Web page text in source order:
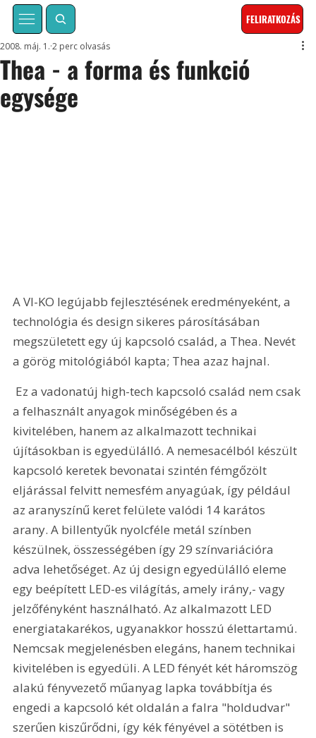
FELIRATKOZÁS
Thea - a forma és funkció
egysége
2008. máj. 1. 2 perc olvasás
A VI-KO legújabb fejlesztésének eredményeként, a
technológia és design sikeres párosításában
megszületett egy új kapcsoló család, a Thea. Nevét
a görög mitológiából kapta; Thea azaz hajnal.
a felhasznált anyagok minőségében és a
kivitelében, hanem az alkalmazott technikai
újításokban is egyedülálló. A nemesacélból készült
kapcsoló keretek bevonatai szintén fémgőzölt
eljárással felvitt nemesfém anyagúak, így például
az aranyszínű keret felülete valódi 14 karátos
arany. A billentyűk nyolcféle metál színben
készülnek, összességében így 29 színvariációra
adva lehetőséget. Az új design egyedülálló eleme
egy beépített LED-es világítás, amely irány,- vagy
jelzőfényként használható. Az alkalmazott LED
energiatakarékos, ugyanakkor hosszú élettartamú.
Nemcsak megjelenésben elegáns, hanem technikai
kivitelében is egyedüli. A LED fényét két háromszög
alakú fényvezető műanyag lapka továbbítja és
engedi a kapcsoló két oldalán a falra "holdudvar"
szerűen kiszűrődni, így kék fényével a sötétben is